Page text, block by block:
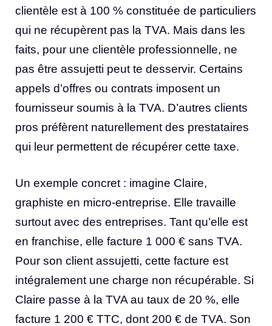
clientèle est à 100 % constituée de particuliers
qui ne récupèrent pas la TVA. Mais dans les
faits, pour une clientèle professionnelle, ne
pas être assujetti peut te desservir. Certains
appels d’offres ou contrats imposent un
fournisseur soumis à la TVA. D’autres clients
pros préfèrent naturellement des prestataires
qui leur permettent de récupérer cette taxe.
Un exemple concret : imagine Claire,
graphiste en micro-entreprise. Elle travaille
surtout avec des entreprises. Tant qu’elle est
en franchise, elle facture 1 000 € sans TVA.
Pour son client assujetti, cette facture est
intégralement une charge non récupérable. Si
Claire passe à la TVA au taux de 20 %, elle
facture 1 200 € TTC, dont 200 € de TVA. Son